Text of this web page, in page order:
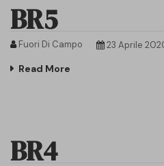
BR5
Fuori Di Campo 23 Aprile
Read More
BR4